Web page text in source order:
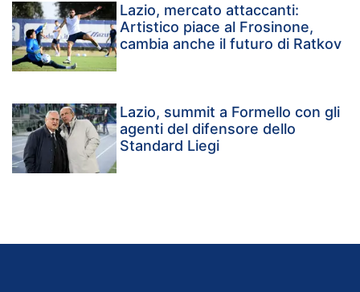
Lazio, mercato attaccanti:
Artistico piace al Frosinone,
cambia anche il futuro di Ratkov
Lazio, summit a Formello con gli
agenti del difensore dello
Standard Liegi